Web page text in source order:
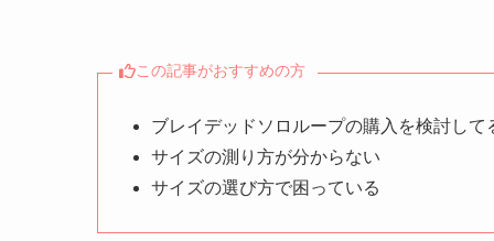
この記事がおすすめの方
ブレイデッドソロループの購入を検討して
サイズの測り方が分からない
サイズの選び方で困っている